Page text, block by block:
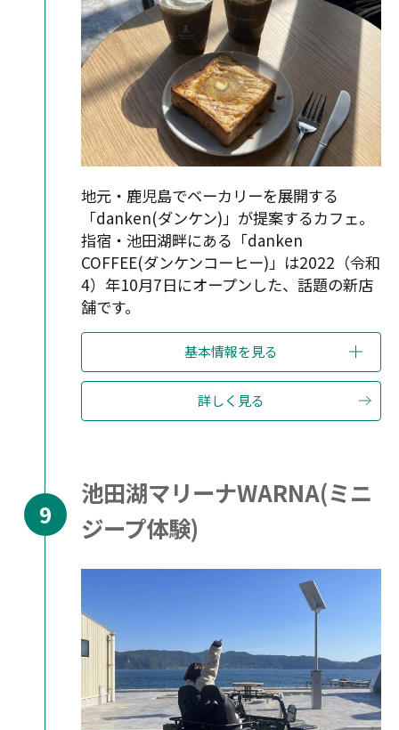
地元・鹿児島でベーカリーを展開する
「danken(ダンケン)」が提案するカフェ。
指宿・池田湖畔にある「danken
COFFEE(ダンケンコーヒー)」は2022（令和
4）年10月7日にオープンした、話題の新店
舗です。
基本情報を見る
詳しく見る
池田湖マリーナWARNA(ミニ
ジープ体験)